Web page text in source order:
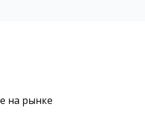
на рынке